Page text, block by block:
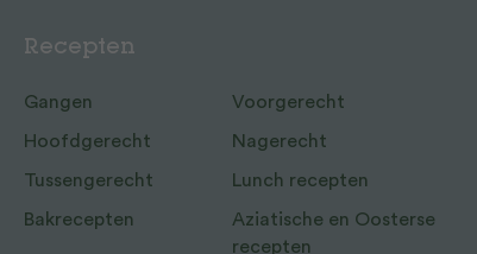
Recepten
Gangen Voorgerecht
Hoofdgerecht Nagerecht
Tussengerecht Lunch recepten
Bakrecepten
Aziatische en Oosterse
recepten